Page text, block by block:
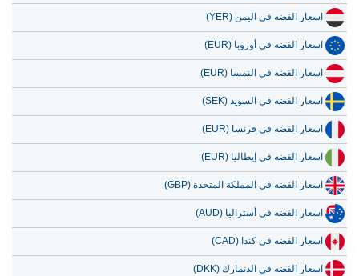
اسعار الفضه في اليمن (YER)
اسعار الفضه في أوروبا (EUR)
اسعار الفضه في النمسا (EUR)
اسعار الفضه في السويد (SEK)
اسعار الفضه في فرنسا (EUR)
اسعار الفضه في إيطاليا (EUR)
اسعار الفضه في المملكة المتحدة (GBP)
اسعار الفضه في أستراليا (AUD)
اسعار الفضه في كندا (CAD)
اسعار الفضه في الدنمارك (DKK)